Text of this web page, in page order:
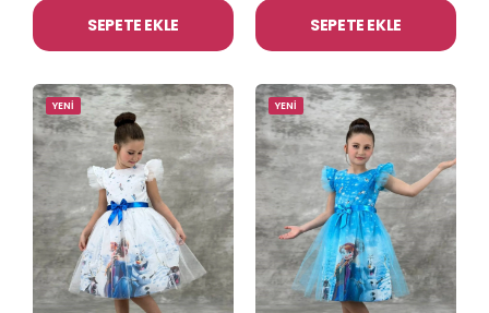
SEPETE EKLE SEPETE EKLE
YENİ YENİ